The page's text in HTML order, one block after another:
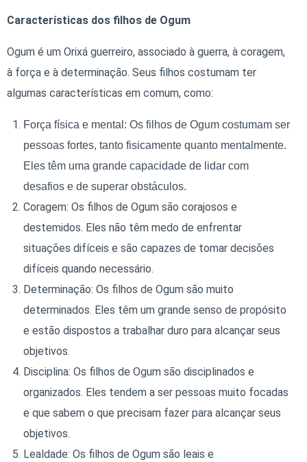
Características dos filhos de Ogum
Ogum é um Orixá guerreiro, associado à guerra, à coragem,
à força e à determinação. Seus filhos costumam ter
algumas características em comum, como:
Força física e mental: Os filhos de Ogum costumam ser
pessoas fortes, tanto fisicamente quanto mentalmente.
Eles têm uma grande capacidade de lidar com
desafios e de superar obstáculos.
Coragem: Os filhos de Ogum são corajosos e
destemidos. Eles não têm medo de enfrentar
situações difíceis e são capazes de tomar decisões
difíceis quando necessário.
Determinação: Os filhos de Ogum são muito
determinados. Eles têm um grande senso de propósito
e estão dispostos a trabalhar duro para alcançar seus
objetivos.
Disciplina: Os filhos de Ogum são disciplinados e
organizados. Eles tendem a ser pessoas muito focadas
e que sabem o que precisam fazer para alcançar seus
objetivos.
Lealdade: Os filhos de Ogum são leais e